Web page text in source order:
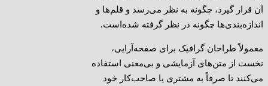
آن قرار گیرد، چگونه به نظر می‌رسد و قلم‌ها و
اندازه‌بندی‌ها چگونه در نظر گرفته شده‌است.
معمولاً طراحان گرافیک برای صفحه‌آرایی،
نخست از متن‌های آزمایشی و بی‌معنی استفاده
می‌کنند تا صرفاً به مشتری یا صاحب‌کار خود